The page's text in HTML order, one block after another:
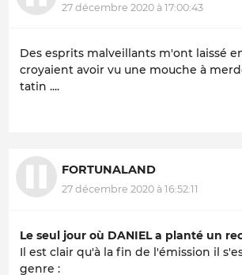
27 décembre 2020 à 17:00:43
Des esprits malveillants m'ont laissé
croyaient avoir vu une mouche à
tatin ....
FORTUNALAND
27 décembre 2020 à 16:52:11
Le seul jour où DANIEL a planté un
Il est clair qu'à la fin de l'émission il
genre :